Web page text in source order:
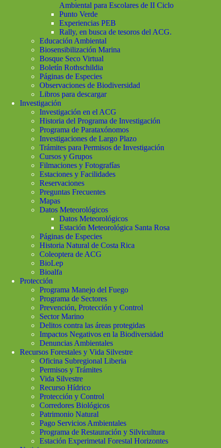
Ambiental para Escolares de II Ciclo
Punto Verde
Experiencias PEB
Rally, en busca de tesoros del ACG.
Educación Ambiental
Biosensibilización Marina
Bosque Seco Virtual
Boletín Rothschildia
Páginas de Especies
Observaciones de Biodiversidad
Libros para descargar
Investigación
Investigación en el ACG
Historia del Programa de Investigación
Programa de Parataxónomos
Investigaciones de Largo Plazo
Trámites para Permisos de Investigación
Cursos y Grupos
Filmaciones y Fotografías
Estaciones y Facilidades
Reservaciones
Preguntas Frecuentes
Mapas
Datos Meteorológicos
Datos Meteorológicos
Estación Meteorológica Santa Rosa
Páginas de Especies
Historia Natural de Costa Rica
Coleoptera de ACG
BioLep
Bioalfa
Protección
Programa Manejo del Fuego
Programa de Sectores
Prevención, Protección y Control
Sector Marino
Delitos contra las áreas protegidas
Impactos Negativos en la Biodiversidad
Denuncias Ambientales
Recursos Forestales y Vida Silvestre
Oficina Subregional Liberia
Permisos y Trámites
Vida Silvestre
Recurso Hídrico
Protección y Control
Corredores Biológicos
Patrimonio Natural
Pago Servicios Ambientales
Programa de Restauración y Silvicultura
Estación Experimetal Forestal Horizontes